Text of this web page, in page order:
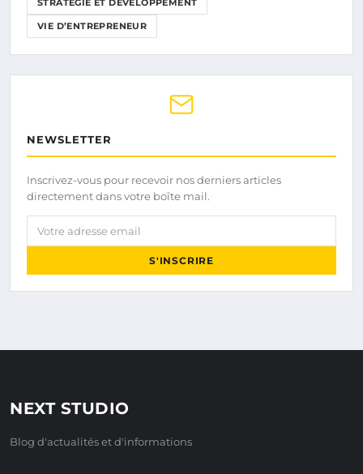
VIE D’ENTREPRENEUR
NEWSLETTER
Inscrivez-vous pour recevoir nos derniers articles
directement dans votre boîte mail.
Votre adresse email
S'INSCRIRE
NEXT STUDIO
Blog d'actualités et d'informations